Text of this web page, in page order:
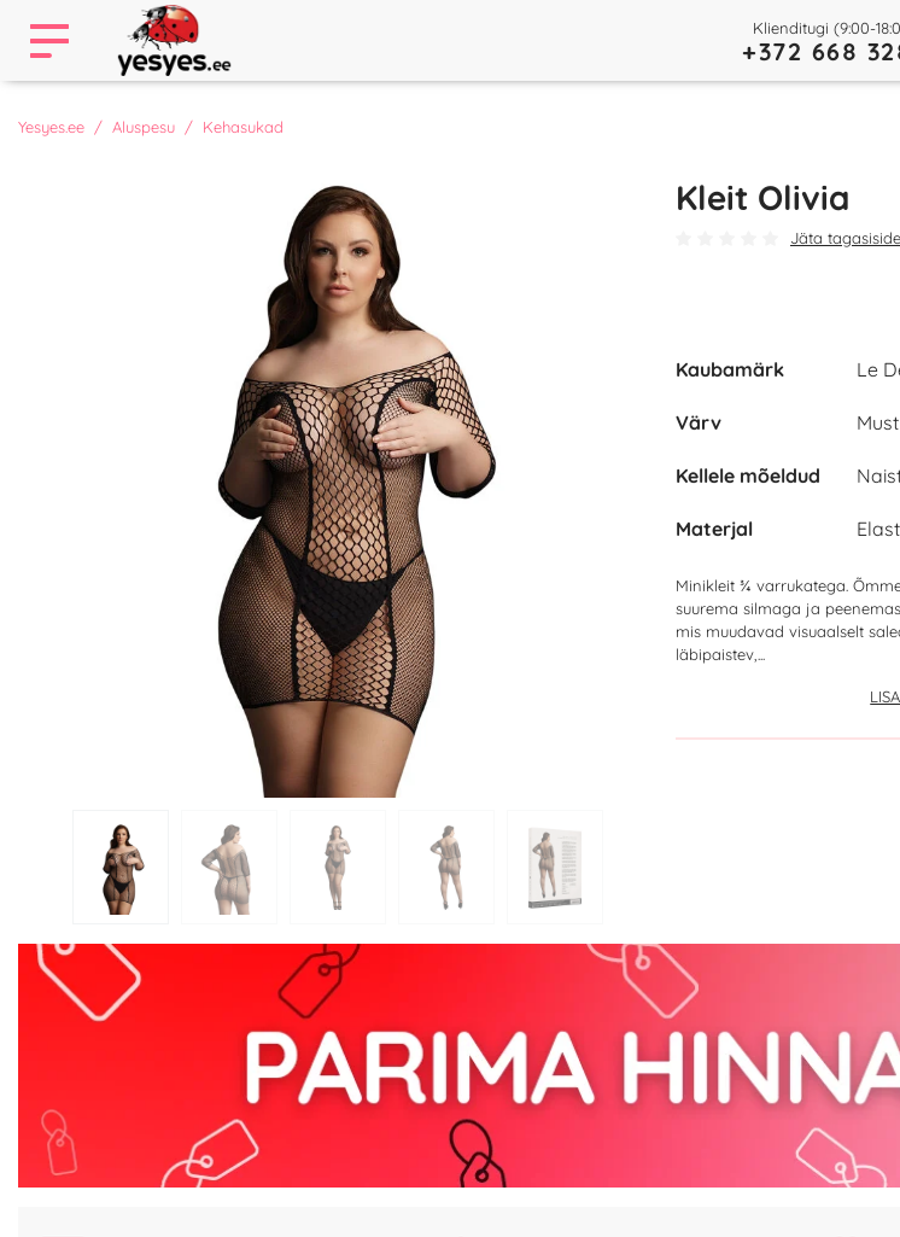
Klienditugi (9:00-
+372 668
Yesyes.ee Aluspesu Kehasukad
Kleit Olivia
Jäta
Kaubamärk Le
Värv Must
Kellele mõeldud
Materjal
Minikleit ¾ varrukatega.
suurema silmaga ja
mis muudavad visuaalselt
läbipaistev,...